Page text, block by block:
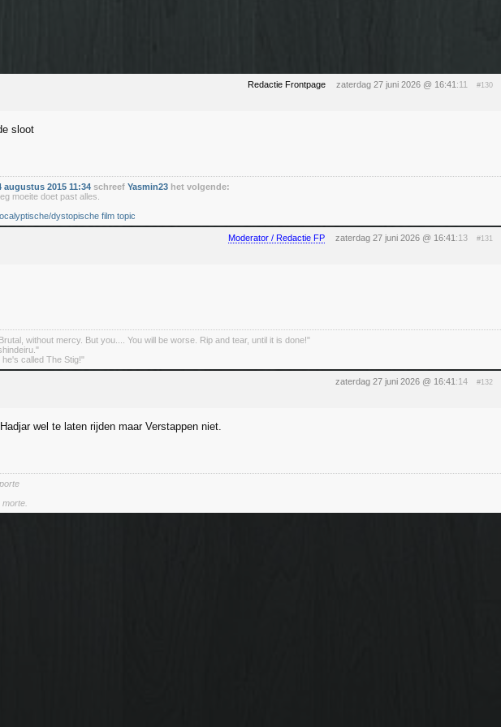
Redactie Frontpage zaterdag 27 juni 2026 @ 16:41 :11 #130
sloot
augustus 2015 11:34 schreef Yasmin23 het volgende:
moeite doet past alles.
dystopische film topic
Moderator / Redactie FP zaterdag 27 juni 2026 @ 16:41 :13 #131
without mercy. But you.... You will be worse. Rip and tear, until it is done!"
called The Stig!"
zaterdag 27 juni 2026 @ 16:41 :14 #132
wel te laten rijden maar Verstappen niet.